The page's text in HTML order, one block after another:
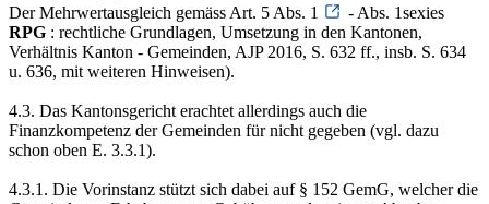
Der Mehrwertausgleich gemäss Art. 5 Abs. 1
- Abs. 1sexies
RPG : rechtliche Grundlagen, Umsetzung in den Kantonen,
Verhältnis Kanton - Gemeinden, AJP 2016, S. 632 ff., insb. S. 634
u. 636, mit weiteren Hinweisen).
4.3. Das Kantonsgericht erachtet allerdings auch die
Finanzkompetenz der Gemeinden für nicht gegeben (vgl. dazu
schon oben E. 3.3.1).
4.3.1. Die Vorinstanz stützt sich dabei auf § 152 GemG, welcher die